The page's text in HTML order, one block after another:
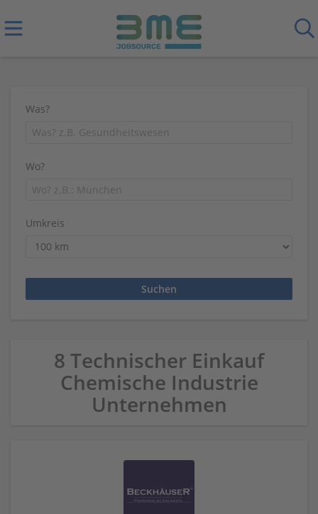
Was?
Wo?
Umkreis
8 Technischer Einkauf
Chemische Industrie
Unternehmen